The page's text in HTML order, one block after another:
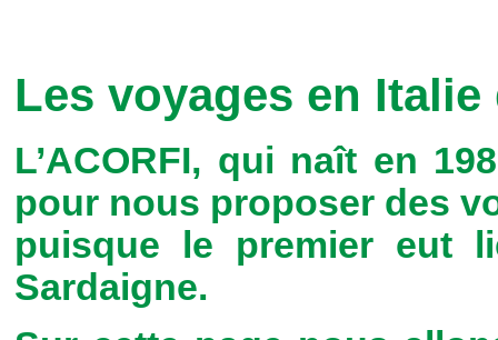
Les voyages en Italie
L’ACORFI, qui naît en
pour nous proposer des
puisque le premier eut
Sardaigne.